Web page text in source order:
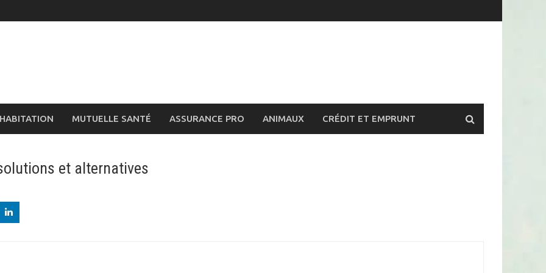
MUTUELLE SANTÉ ASSURANCE PRO ANIMAUX CRÉDIT ET EMPRUNT
et alternatives